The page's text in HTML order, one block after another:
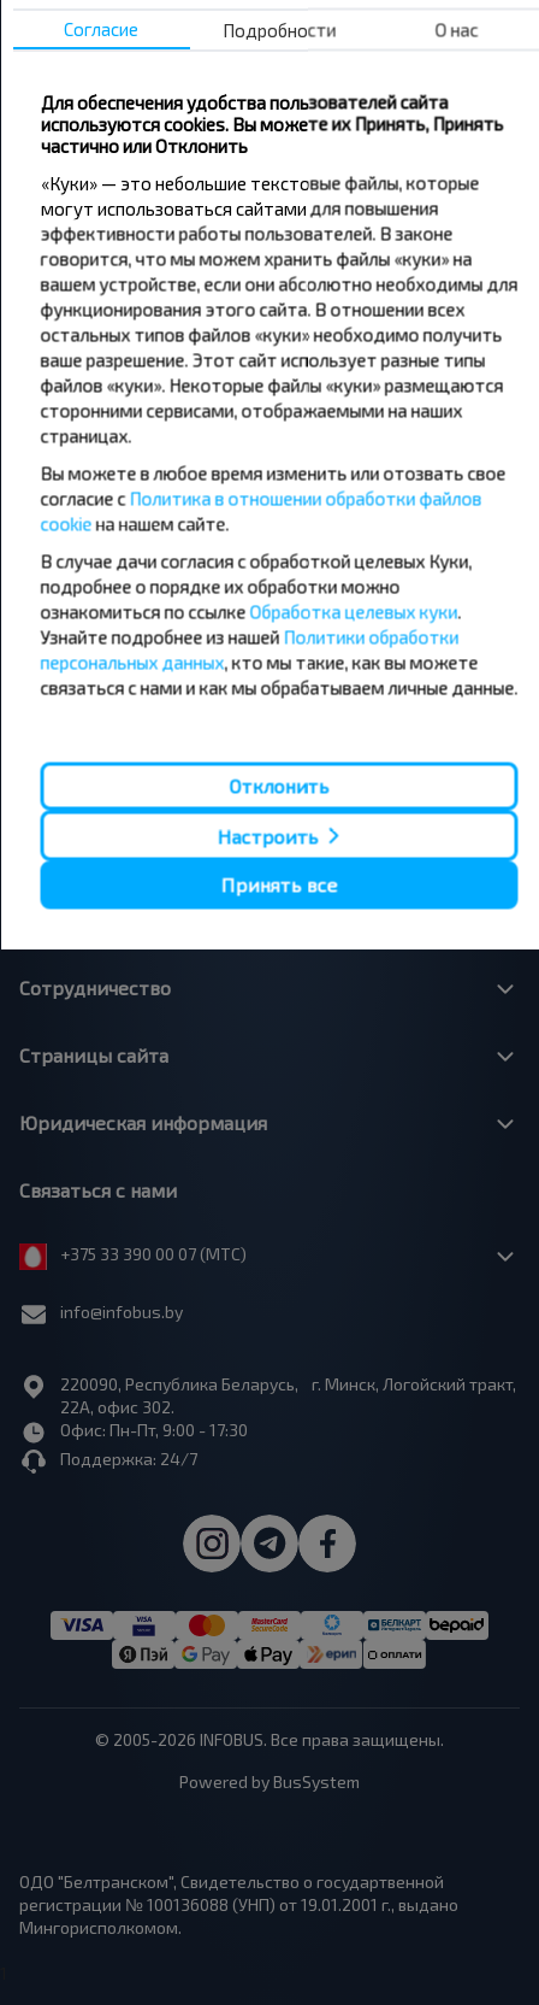
Не пропусти специальные акции, скидки и
другие интересные предложения INFOBUS.
путешествуй с нами дешевле!
Подписаться
Популярные автобусные
направления
Орша - Могилёв
Минск - Несвиж
Минск - Могилёв
Минск - Пинск
Минск - Брест
Минск - Гомель
Минск - Бобруйск
Минск - Барановичи
Брест - Тересполь
Брест - Беловежская Пуща
Брест - Минск
Варшава - Минск
Санкт-Петербург - Минск
Минск - Вильнюс
Минск - Москва
Москва - Барановичи
Сотрудничество
Страницы сайта
Юридическая информация
Связаться с нами
+375 33 390 00 07 (МТС)
info@infobus.by
220090, Республика Беларусь, г. Минск, Логойский тракт,
22А, офис 302.
Офис: Пн-Пт, 9:00 - 17:30
Поддержка: 24/7
© 2005-2026 INFOBUS. Все права защищены.
Powered by BusSystem
ОДО "Белтранском", Свидетельство о государтвенной
регистрации № 100136088 (УНП) от 19.01.2001 г., выдано
Мингорисполкомом.
Согласие Подробности О нас
Для обеспечения удобства пользователей сайта
используются cookies. Вы можете их Принять, Принять
частично или Отклонить
«Куки» — это небольшие текстовые файлы, которые
могут использоваться сайтами для повышения
эффективности работы пользователей. В законе
говорится, что мы можем хранить файлы «куки» на
вашем устройстве, если они абсолютно необходимы для
функционирования этого сайта. В отношении всех
остальных типов файлов «куки» необходимо получить
ваше разрешение. Этот сайт использует разные типы
файлов «куки». Некоторые файлы «куки» размещаются
сторонними сервисами, отображаемыми на наших
страницах.
Вы можете в любое время изменить или отозвать свое
согласие сПолитика в отношении обработки файлов
cookieна нашем сайте.
В случае дачи согласия с обработкой целевых Куки,
подробнее о порядке их обработки можно
ознакомиться по ссылкеОбработка целевых куки.
Узнайте подробнее из нашей Политики обработки
персональных данных, кто мы такие, как вы можете
связаться с нами и как мы обрабатываем личные данные.
Отклонить
Настроить
Принять все